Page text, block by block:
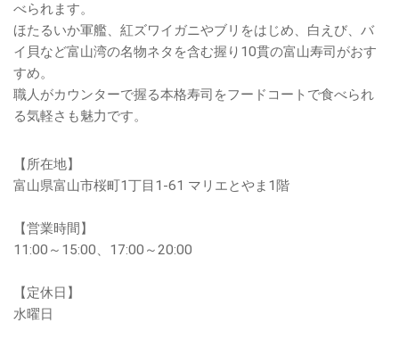
べられます。
ほたるいか軍艦、紅ズワイガニやブリをはじめ、白えび、バ
イ貝など富山湾の名物ネタを含む握り10貫の富山寿司がおす
すめ。
職人がカウンターで握る本格寿司をフードコートで食べられ
る気軽さも魅力です。
【所在地】
富山県富山市桜町1丁目1-61 マリエとやま1階
【営業時間】
11:00～15:00、17:00～20:00
【定休日】
水曜日